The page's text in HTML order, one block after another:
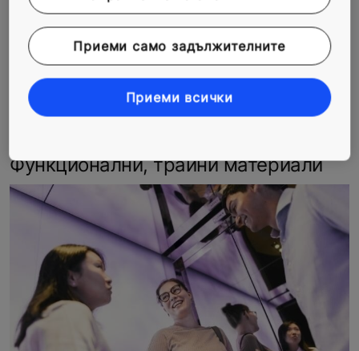
Функционални, трайни материали
Приеми само задължителните
Приеми всички